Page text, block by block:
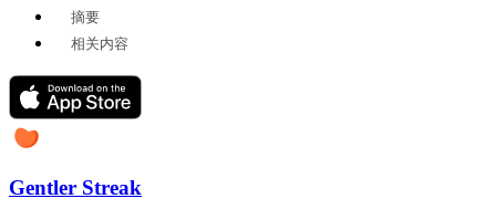
摘要
相关内容
Gentler Streak